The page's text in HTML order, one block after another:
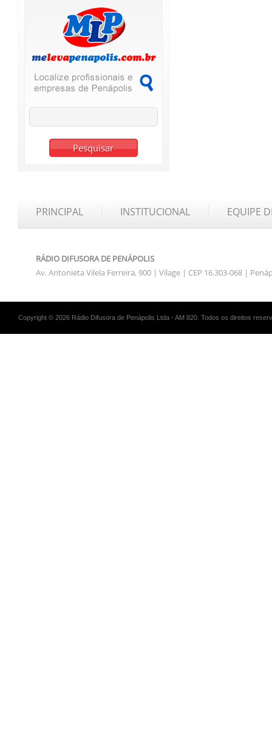
PRINCIPAL INSTITUCIONAL EQUIPE
RÁDIO DIFUSORA DE PENÁPOLIS
Av. Antonieta Vilela Ferreira, 900 | Vilage | CEP 16.303-068 |
Copyright © 2026 Rádio Difusora de Penápolis Ltda - AM 820. Todos os direitos